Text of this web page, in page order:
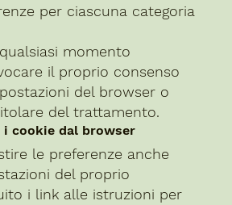
per ciascuna categoria
momento
il proprio consenso
del browser o
del trattamento.
i cookie dal browser
le preferenze anche
del proprio
i link alle istruzioni per